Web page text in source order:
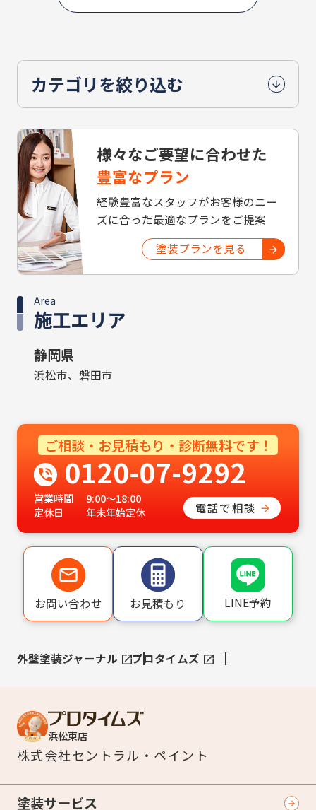
カテゴリを絞り込む
様々なご要望に合わせた
豊富なプラン
経験豊富なスタッフがお客様のニー
ズに合った最適なプランをご提案
塗装プランを見る
施工エリア
Area
静岡県
浜松市、磐田市
ご相談・お見積もり・診断無料です！
0120-07-9292
営業時間
9:00〜18:00
定休日
年末年始定休 電話で相談
お問い合わせ お見積もり LINE予約
外壁塗装ジャーナル プロタイムズ
浜松東店
株式会社セントラル・ペイント
塗装サービス